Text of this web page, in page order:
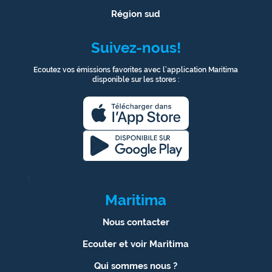
Région sud
Suivez-nous!
Ecoutez vos émissions favorites avec l’application Maritima
disponible sur les stores :
1
Maritima
Nous contacter
Ecouter et voir Maritima
Qui sommes nous ?